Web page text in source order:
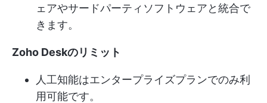
ェアやサードパーティソフトウェアと統合で
きます。
Zoho Deskのリミット
人工知能はエンタープライズプランでのみ利
用可能です。